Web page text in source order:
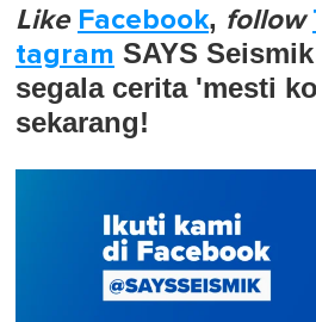
Like Facebook, follow
tagram SAYS
segala cerita 'mesti
sekarang!